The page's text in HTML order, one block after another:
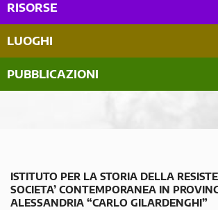
RISORSE
LUOGHI
PUBBLICAZIONI
ISTITUTO PER LA STORIA DELLA
SOCIETA’ CONTEMPORANEA IN
ALESSANDRIA “CARLO GILARDENGHI”